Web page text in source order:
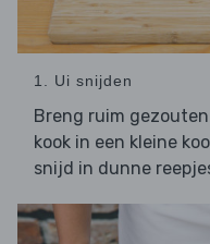
1. Ui snijden
Breng ruim
kook in een kleine
snijd in dunne